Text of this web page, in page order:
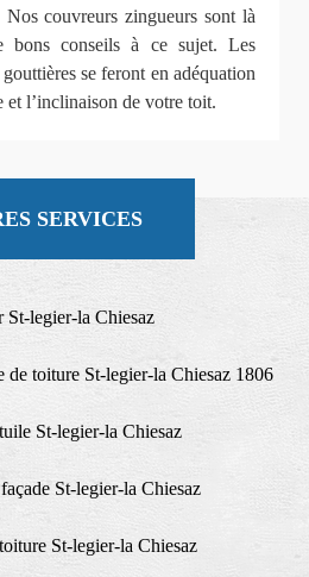
couvreurs zingueurs sont là
bons conseils à ce sujet. Les
se feront en adéquation
et l’inclinaison de votre toit.
SERVICES
St-legier-la Chiesaz
de toiture St-legier-la Chiesaz 1806
St-legier-la Chiesaz
St-legier-la Chiesaz
St-legier-la Chiesaz